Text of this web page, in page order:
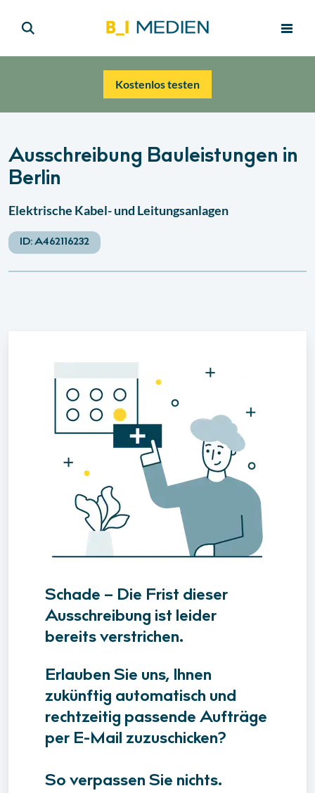
Kostenlos testen
Ausschreibung Bauleistungen in
Berlin
Elektrische Kabel- und Leitungsanlagen
ID:A462116232
Schade – Die Frist dieser
Ausschreibung ist leider
bereits verstrichen.
Erlauben Sie uns, Ihnen
zukünftig automatisch und
rechtzeitig passende Aufträge
per E-Mail zuzuschicken?
So verpassen Sie nichts.